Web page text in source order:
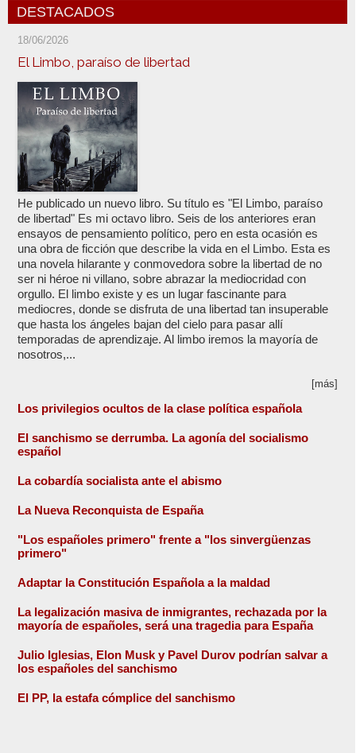
DESTACADOS
18/06/2026
El Limbo, paraíso de libertad
He publicado un nuevo libro. Su título es "El Limbo, paraíso
de libertad" Es mi octavo libro. Seis de los anteriores eran
ensayos de pensamiento político, pero en esta ocasión es
una obra de ficción que describe la vida en el Limbo. Esta es
una novela hilarante y conmovedora sobre la libertad de no
ser ni héroe ni villano, sobre abrazar la mediocridad con
orgullo. El limbo existe y es un lugar fascinante para
mediocres, donde se disfruta de una libertad tan insuperable
que hasta los ángeles bajan del cielo para pasar allí
temporadas de aprendizaje. Al limbo iremos la mayoría de
nosotros,...
[más]
Los privilegios ocultos de la clase política española
El sanchismo se derrumba. La agonía del socialismo
español
La cobardía socialista ante el abismo
La Nueva Reconquista de España
"Los españoles primero" frente a "los sinvergüenzas
primero"
Adaptar la Constitución Española a la maldad
La legalización masiva de inmigrantes, rechazada por la
mayoría de españoles, será una tragedia para España
Julio Iglesias, Elon Musk y Pavel Durov podrían salvar a
los españoles del sanchismo
El PP, la estafa cómplice del sanchismo